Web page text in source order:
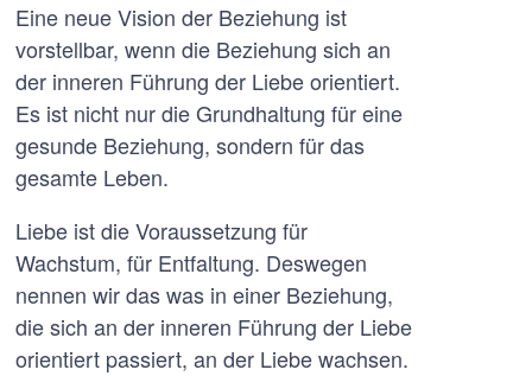
Eine neue Vision der Beziehung ist
vorstellbar, wenn die Beziehung sich an
der inneren Führung der Liebe orientiert.
Es ist nicht nur die Grundhaltung für eine
gesunde Beziehung, sondern für das
gesamte Leben.
Liebe ist die Voraussetzung für
Wachstum, für Entfaltung. Deswegen
nennen wir das was in einer Beziehung,
die sich an der inneren Führung der Liebe
orientiert passiert, an der Liebe wachsen.